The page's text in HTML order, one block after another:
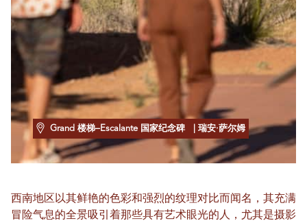
Grand 楼梯–Escalante 国家纪念碑 | 瑞安·萨尔姆
西南地区以其鲜艳的色彩和强烈的纹理对比而闻名，其充满
冒险气息的全景吸引着那些具有艺术眼光的人，尤其是摄影